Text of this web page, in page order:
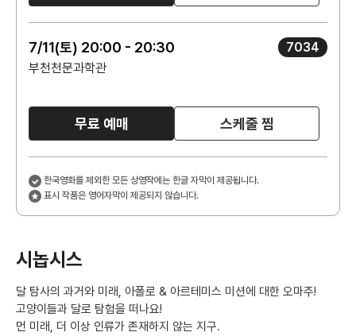
7/11(토) 20:00 - 20:30
7034
부천천문과학관
무료 예매 스케줄 찜
한국영화를 제외한 모든 상영작에는 한글 자막이 제공됩니다.
표시 작품은 영어자막이 제공되지 않습니다.
시놉시스
​달 탐사의 과거와 미래, 아폴로 & 아르테미스 미션에 대한 오마주!
고양이들과 달로 탐험을 떠나요!
먼 미래, 더 이상 인류가 존재하지 않는 지구.